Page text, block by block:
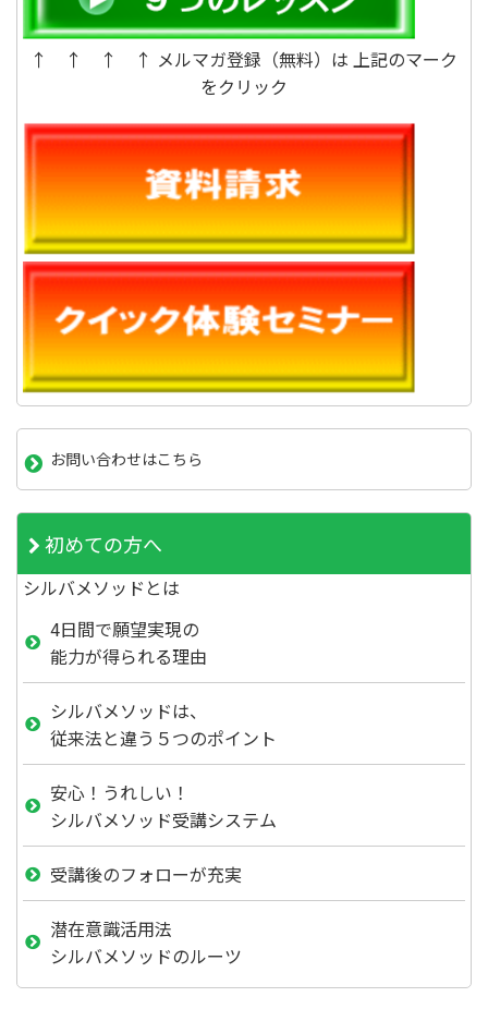
↑ ↑ ↑ ↑ メルマガ登録（無料）は 上記のマーク
をクリック
お問い合わせはこちら
初めての方へ
シルバメソッドとは
4日間で願望実現の
能力が得られる理由
シルバメソッドは、
従来法と違う５つのポイント
安心！うれしい！
シルバメソッド受講システム
受講後のフォローが充実
潜在意識活用法
シルバメソッドのルーツ